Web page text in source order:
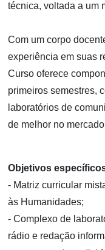
técnica, voltada a um
Com um corpo
experiência em suas
Curso oferece
primeiros semestres,
laboratórios de
de melhor no
Objetivos
- Matriz curricular
às Humanidades;
- Complexo de
rádio e redação